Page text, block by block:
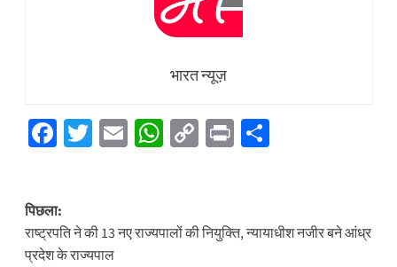
भारत न्यूज़
Facebook
Twitter
EmailWhatsApp
Copy
PrintShare
पोस्ट
नेविगेशन
पिछला:
राष्ट्रपति ने की 13 नए राज्यपालों की नियुक्ति, न्यायाधीश नजीर बने आंध्र
प्रदेश के राज्यपाल